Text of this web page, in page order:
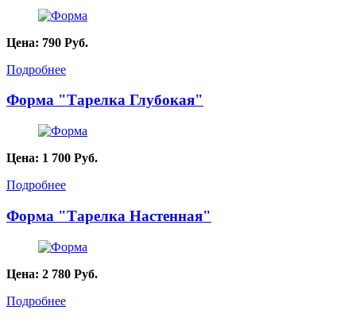
Цена: 790 Руб.
Подробнее
Форма "Тарелка Глубокая"
Цена: 1 700 Руб.
Подробнее
Форма "Тарелка Настенная"
Цена: 2 780 Руб.
Подробнее